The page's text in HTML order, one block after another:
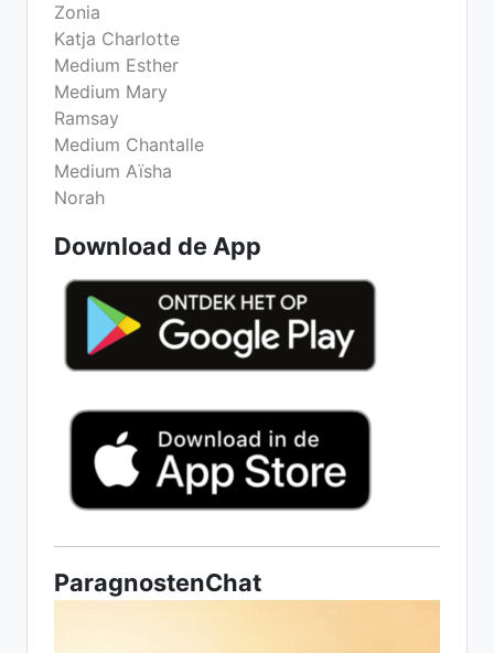
Zonia
Katja Charlotte
Medium Esther
Medium Mary
Ramsay
Medium Chantalle
Medium Aïsha
Norah
Download de App
ParagnostenChat